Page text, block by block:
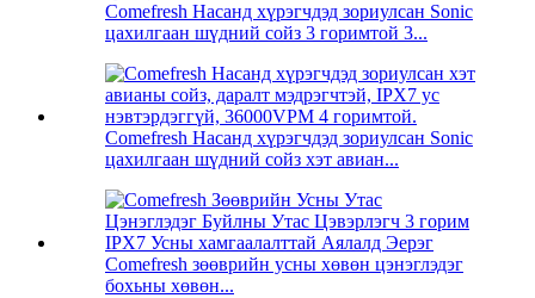
Comefresh Насанд хүрэгчдэд зориулсан Sonic
цахилгаан шүдний сойз 3 горимтой 3...
Comefresh Насанд хүрэгчдэд зориулсан Sonic
цахилгаан шүдний сойз хэт авиан...
Comefresh зөөврийн усны хөвөн цэнэглэдэг
бохьны хөвөн...